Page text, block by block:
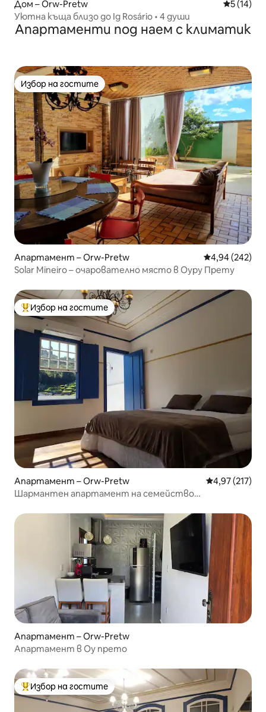
Дом – Orw-Pretw Средна
5 (14)
Уютна къща близо до Ig Rosário • 4 души
Апартаменти под наем с климатик
Избор на гостите
Избор на гостите
Апартамент – Orw-Pretw Средна
4,94 (242)
Solar Mineiro – очарователно място в Оуру Прету
Най-популярен избор на гостите
Избор на гостите
Апартамент – Orw-Pretw Средна
4,97 (217)
Шармантен апартамент на семейство
Апартамент – Orw-Pretw
Апартамент в Оу прето
Най-популярен избор на гостите
Избор на гостите